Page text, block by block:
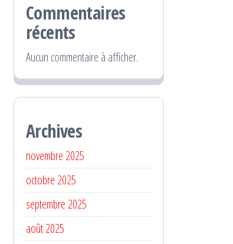
Commentaires
récents
Aucun commentaire à afficher.
Archives
novembre 2025
octobre 2025
septembre 2025
août 2025